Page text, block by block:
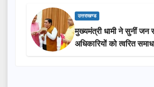
उत्तराखण्ड
मुख्यमंत्री धामी ने सुनीं जन
अधिकारियों को त्वरित
निर्देश